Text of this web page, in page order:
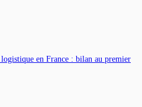
en France : bilan au premier